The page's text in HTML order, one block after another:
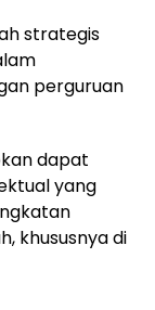
strategis
perguruan
dapat
yang
khususnya di